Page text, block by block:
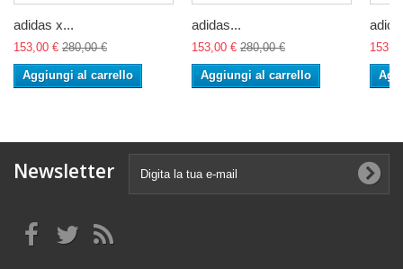
adidas x...
153,00 € 280,00 €
Aggiungi al carrello
adidas...
153,00 € 280,00 €
Aggiungi al carrello
Newsletter